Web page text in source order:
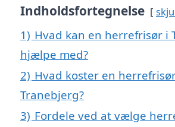
Indholdsfortegnelse
1) Hvad kan en herrefrisør i
hjælpe med?
2) Hvad koster en
Tranebjerg?
3) Fordele ved at vælge